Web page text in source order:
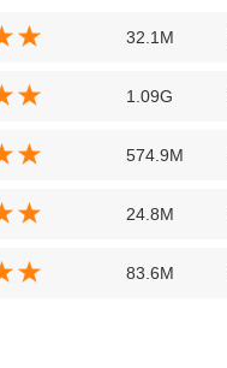
32.1M
1.09G
574.9M
24.8M
83.6M